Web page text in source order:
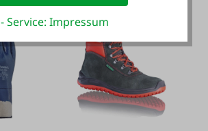
- Service: Impressum